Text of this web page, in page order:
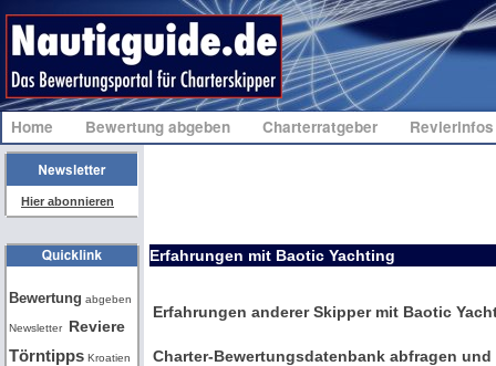
Home Bewertung abgeben Charterratgeber
Erfahrungen mit Baotic Yachting
Hier abonnieren
Bw
Bewertung abgeben
Newsletter Reviere
Törntipps Kroatien
Erfahrungen anderer Skipper mit Baotic
Charter-Bewertungsdatenbank abfragen